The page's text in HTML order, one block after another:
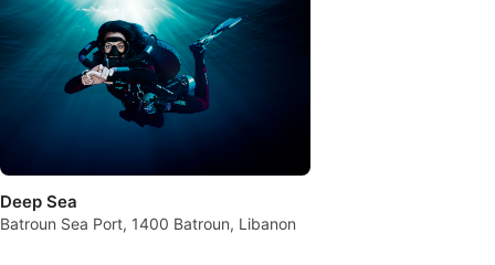
Deep Sea
Batroun Sea Port, 1400 Batroun, Libanon